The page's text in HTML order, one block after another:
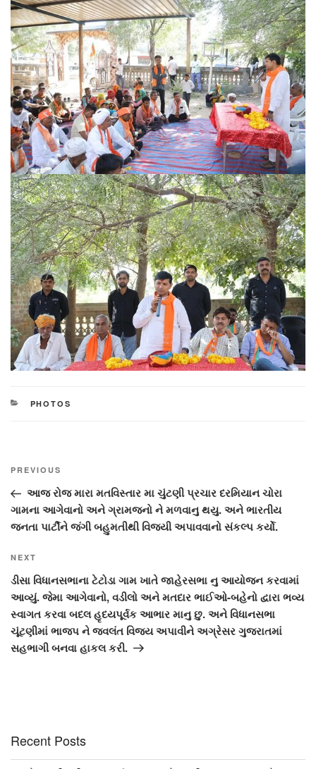
CATEGORIES
PHOTOS
Post
navigation
Previous
Post
PREVIOUS
આજ રોજ મારા મતવિસ્તાર મા ચુંટણી પ્રચાર દરમિયાન ચોરા
ગામના આગેવાનો અને ગ્રામજનો ને મળવાનુ થયુ. અને ભારતીય
જનતા પાર્ટીને જંગી બહુમતીથી વિજયી અપાવવાનો સંકલ્પ કર્યો.
Next
Post
NEXT
ડીસા વિધાનસભાના ટેટોડા ગામ ખાતે જાહેરસભા નુ આયોજન કરવામાં
આવ્યું. જેમા આગેવાનો, વડીલો અને મતદાર ભાઈઓ-બહેનો દ્વારા ભવ્ય
સ્વાગત કરવા બદલ હૃદયપૂર્વક આભાર માનુ છુ. અને વિધાનસભા
ચૂંટણીમાં ભાજપ ને જ્વલંત વિજય અપાવીને અગ્રેસર ગુજરાતમાં
સહભાગી બનવા હાકલ કરી.
Recent Posts